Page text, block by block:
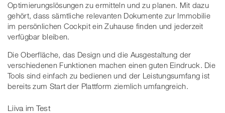
Optimierungslösungen zu ermitteln und zu planen. Mit dazu
gehört, dass sämtliche relevanten Dokumente zur Immobilie
im persönlichen Cockpit ein Zuhause finden und jederzeit
verfügbar bleiben.
Die Oberfläche, das Design und die Ausgestaltung der
verschiedenen Funktionen machen einen guten Eindruck. Die
Tools sind einfach zu bedienen und der Leistungsumfang ist
bereits zum Start der Plattform ziemlich umfangreich.
Liiva im Test